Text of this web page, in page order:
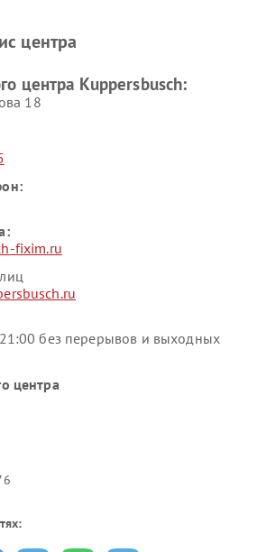
вакуумных упаковщиков
машин Kuppersbusch
центра
центра Kuppersbusch:
18
fixim.ru
без перерывов и выходных
центра